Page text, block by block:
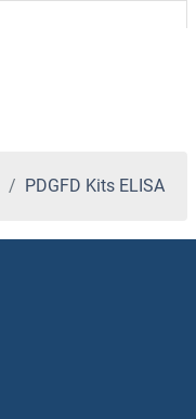
PDGFD Kits ELISA